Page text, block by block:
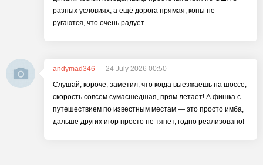
разных условиях, а ещё дорога прямая, копы не
ругаются, что очень радует.
andymad346
24 July 2026 00:50
Слушай, короче, заметил, что когда выезжаешь на шоссе,
скорость совсем сумасшедшая, прям летает! А фишка с
путешествием по известным местам — это просто имба,
дальше других игор просто не тянет, годно реализовано!